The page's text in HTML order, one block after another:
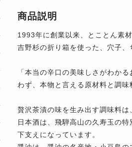
商品説明
1993年に創業以来、とことん素
吉野杉の折り箱を使った、穴子、
「本当の辛口の美味しさがわか
わず、本物と言える原材料と調味
贅沢茶漬の味を生み出す調味料は
日本酒は、飛騨高山の久寿玉の
下支えになっています。